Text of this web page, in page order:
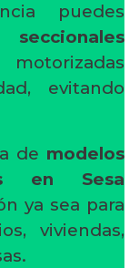
puedes
evitando
de modelos
en Sesa
ya sea para
viviendas,